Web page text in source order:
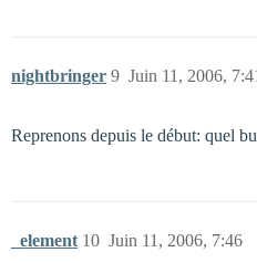
nightbringer Juin 11, 2006,
9
Reprenons depuis le début: quel
_element Juin 11, 2006, 7:46
10